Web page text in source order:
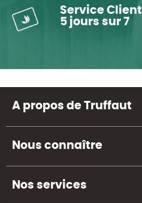
Service Client
5 jours sur 7
A propos de Truffaut
Nous connaître
Nos services